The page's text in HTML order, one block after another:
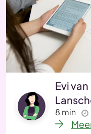
Evi van
8 min